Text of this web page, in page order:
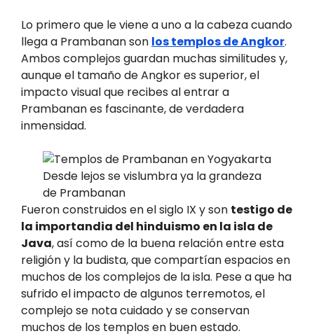
Lo primero que le viene a uno a la cabeza cuando
llega a Prambanan son los templos de Angkor.
Ambos complejos guardan muchas similitudes y,
aunque el tamaño de Angkor es superior, el
impacto visual que recibes al entrar a
Prambanan es fascinante, de verdadera
inmensidad.
Desde lejos se vislumbra ya la grandeza
de Prambanan
Fueron construidos en el siglo IX y son testigo de
la importandia del hinduismo en la isla de
Java, así como de la buena relación entre esta
religión y la budista, que compartían espacios en
muchos de los complejos de la isla. Pese a que ha
sufrido el impacto de algunos terremotos, el
complejo se nota cuidado y se conservan
muchos de los templos en buen estado.